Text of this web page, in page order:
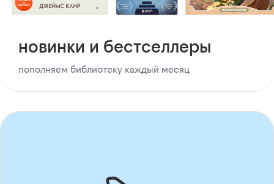
новинки и бестселлеры
пополняем библиотеку каждый месяц